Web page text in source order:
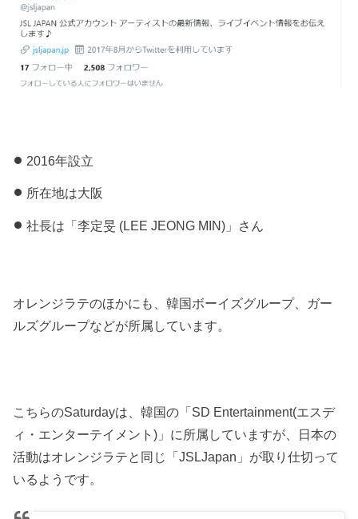
2016年設立
所在地は大阪
社長は「李定旻 (LEE JEONG MIN)」さん
オレンジラテのほかにも、韓国ボーイズグループ、ガー
ルズグループなどが所属しています。
こちらのSaturdayは、韓国の「SD Entertainment(エスデ
ィ・エンターテイメント)」に所属していますが、日本の
活動はオレンジラテと同じ「JSLJapan」が取り仕切って
いるようです。